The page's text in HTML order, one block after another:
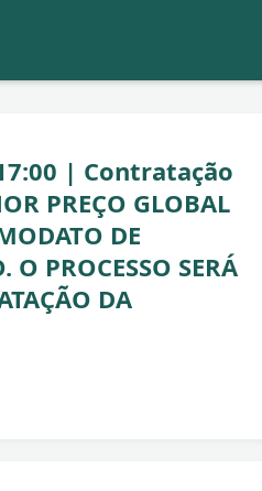
| Contratação
PREÇO GLOBAL
DE
PROCESSO SERÁ
DA